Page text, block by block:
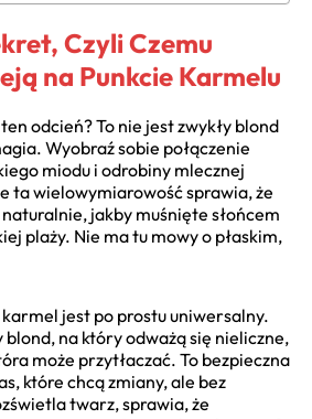
Czyli Czemu
na Punkcie Karmelu
odcień? To nie jest zwykły blond
Wyobraź sobie połączenie
miodu i odrobiny mlecznej
ta wielowymiarowość sprawia, że
jakby muśnięte słońcem
plaży. Nie ma tu mowy o płaskim,
jest po prostu uniwersalny.
na który odważą się nieliczne,
może przytłaczać. To bezpieczna
które chcą zmiany, ale bez
twarz, sprawia, że